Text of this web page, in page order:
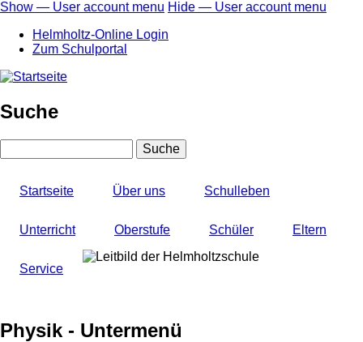
Direkt
Inhalt
User
account
menu
Show — User account menu Hide — User account menu
Helmholtz-Online Login
Zum Schulportal
Suche
Startseite Über uns Schulleben
Unterricht Oberstufe Schüler Eltern
Service
Physik - Untermenü